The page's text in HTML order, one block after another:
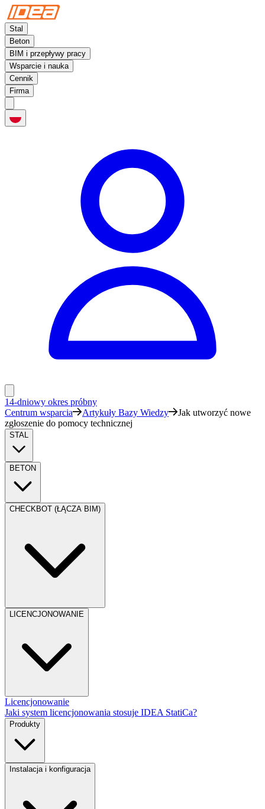
Stal
Beton
BIM i przepływy pracy
Wsparcie i nauka
Cennik
Firma
14-dniowy okres próbny
Centrum wsparcia
Artykuły Bazy Wiedzy
Jak utworzyć nowe
zgłoszenie do pomocy technicznej
STAL
BETON
CHECKBOT (ŁĄCZA BIM)
LICENCJONOWANIE
Licencjonowanie
Jaki system licencjonowania stosuje IDEA StatiCa?
Produkty
Instalacja i konfiguracja